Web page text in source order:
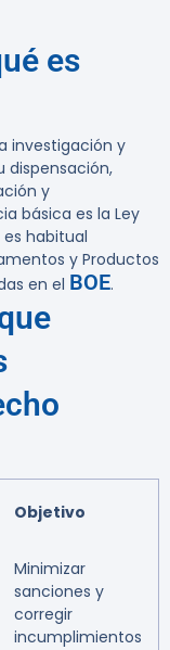
es
investigación y
dispensación,
y
básica es la Ley
habitual
y Productos
en el BOE.
Objetivo
Minimizar
sanciones y
corregir
incumplimientos